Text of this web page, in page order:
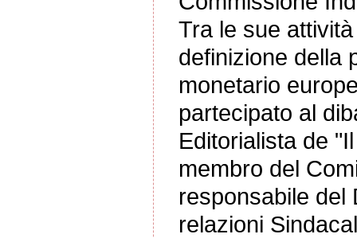
Tra le sue
definizione della
monetario
partecipato al
Editorialista de
membro del
responsabile del
relazioni